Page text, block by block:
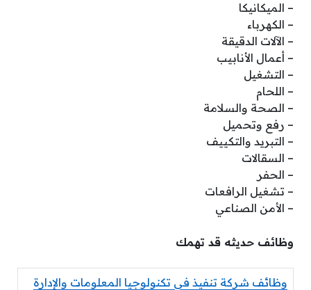
– الميكانيكا
– الكهرباء
– الآلات الدقيقة
– أعمال الأنابيب
– التشغيل
– اللحام
– الصحة والسلامة
– رفع وتحميل
– التبريد والتكييف
– السقالات
– الحفر
– تشغيل الرافعات
– الأمن الصناعي
وظائف حديثه قد تهمك
وظائف شركة تنفيذ في تكنولوجيا المعلومات والإدارة